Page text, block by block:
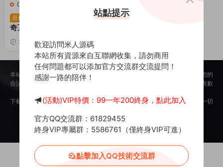
C-傳奇
端遊服務端
原創
XO三端引擎(GOM)傳
奇互通【美杜莎傳奇六大陸
單職業第三季】Win一鍵服
務端+安卓蘋果雙端+視頻架
2025-12-11 1.77k 30
本站所提供的内容均來自公開網絡收集、轉發、二次開發而來，若侵犯了您的
合法權益，請來信通知我們，我們會及時删除，給您帶來的不便，我們深表歉
下載用戶僅供學習交流，若使用商業用途，請購買正版授權，否則産生的一切
Copyright © 2012-2025 MiR6.COMAll Rights Reserved
投訴郵箱： Mail@Mir6.com 蜀ICP備2022016462号-2
站點提示
歡迎訪問米人源碼
本站所有資源來自互聯網收集，請勿商用
任何問題都可以添加官方交流群交流提問！
感謝一路的陪伴！
(活動)VIP特價：99一年200終身，點此加入
官方QQ交流群：61829455
終身VIP專屬群：5586761（僅終身VIP可進）
點擊加入QQ技術交流群